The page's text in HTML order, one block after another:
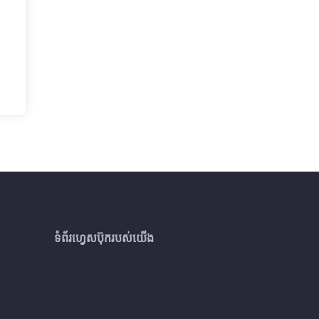
ទំព័រហ្វេសប៊ុករបស់យើង